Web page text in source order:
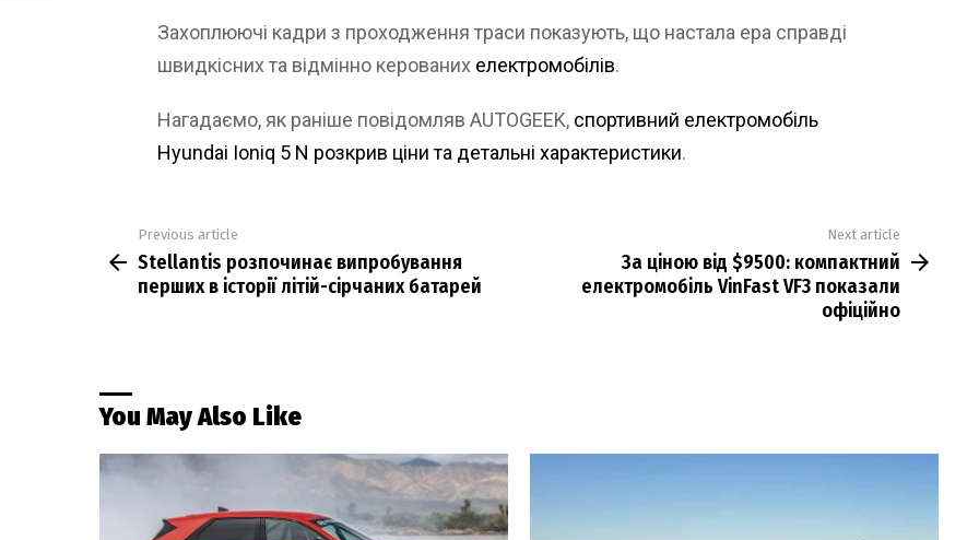
Захоплюючі кадри з проходження траси показують, що настала ера справді
швидкісних та відмінно керованих електромобілів.
Нагадаємо, як раніше повідомляв AUTOGEEK, спортивний електромобіль
Hyundai Ioniq 5 N розкрив ціни та детальні характеристики.
more
Previous article
Stellantis розпочинає випробування
перших в історії літій-сірчаних батарей
Next article
За ціною від $9500: компактний
електромобіль VinFast VF3 показали
офіційно
You May Also Like